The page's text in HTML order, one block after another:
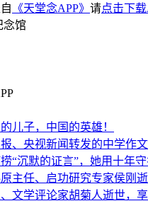
《天堂念APP》 请点击下
念馆
儿子，中国的英雄！
、央视新闻转发的中学作
“沉默的证言”，她用十年
主任、启功研究专家侯刚
文学评论家胡菊人逝世，